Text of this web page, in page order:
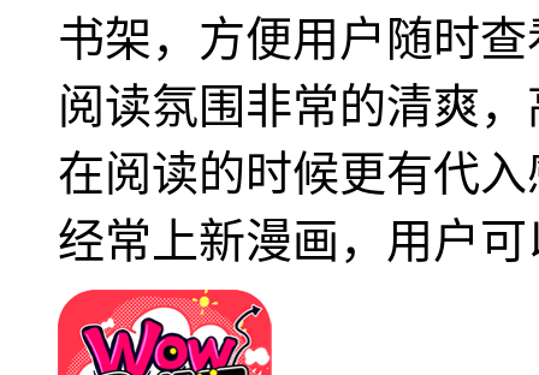
书架，方便用户随时
阅读氛围非常的清爽
在阅读的时候更有代
经常上新漫画，用户